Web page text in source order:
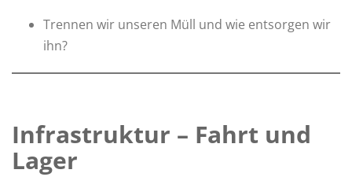
Trennen wir unseren Müll und wie entsorgen wir
ihn?
Infrastruktur – Fahrt und
Lager